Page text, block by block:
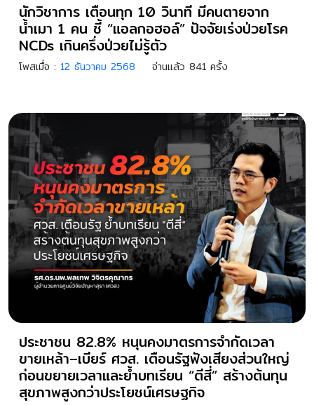
นักวิชาการ เตือนทุก 10 วินาที มีคนตายจาก
น้ำเมา 1 คน ชี้ “แอลกอฮอล์” ปัจจัยเร่งป่วยโรค
NCDs เกินครึ่งป่วยไม่รู้ตัว
โพสเมื่อ : 12 ธันวาคม 2568 อ่านแล้ว 841 ครั้ง
ประชาชน 82.8% หนุนคงมาตรการจำกัดเวลา
ขายเหล้า–เบียร์ ศวส. เตือนรัฐฟังเสียงส่วนใหญ่
ก่อนขยายเวลาและย้ำบทเรียน “ตีสี่” สร้างต้นทุน
สุขภาพสูงกว่าประโยชน์เศรษฐกิจ